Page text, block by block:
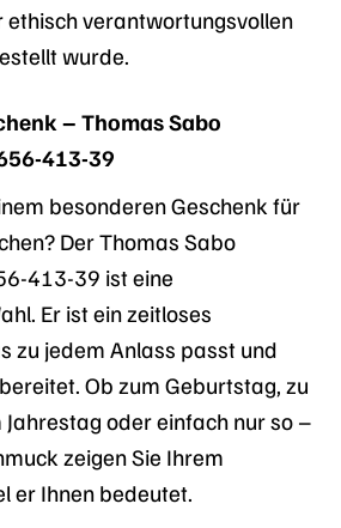
ethisch verantwortungsvollen
wurde.
– Thomas Sabo
413-39
besonderen Geschenk für
Der Thomas Sabo
413-39 ist eine
Er ist ein zeitloses
zu jedem Anlass passt und
Ob zum Geburtstag, zu
oder einfach nur so –
zeigen Sie Ihrem
er Ihnen bedeutet.